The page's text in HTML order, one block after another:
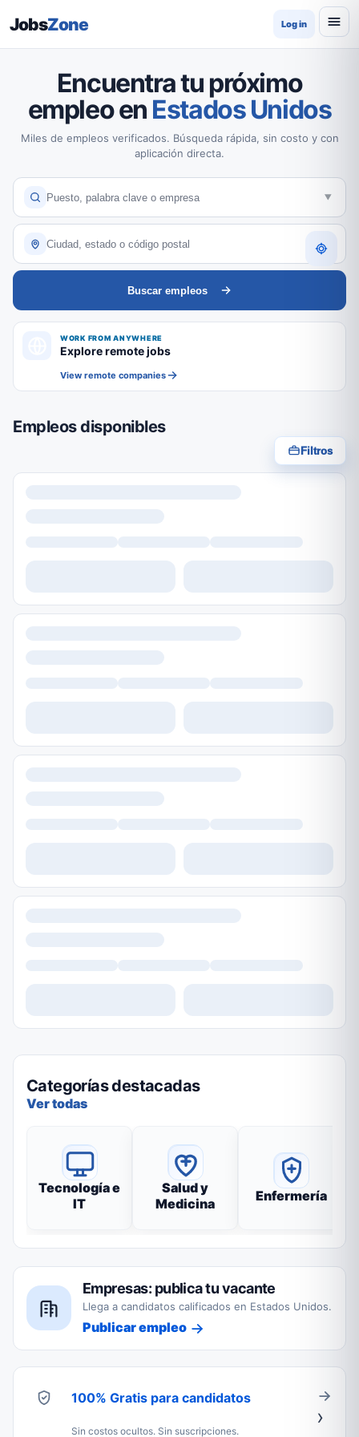
JobsZone Log in
Encuentra tu próximo
empleo en Estados Unidos
Miles de empleos verificados. Búsqueda rápida, sin costo y con
aplicación directa.
Buscar empleos
WORK FROM ANYWHERE
Explore remote jobs
View remote companies
Empleos disponibles
Filtros
Categorías destacadas
Ver todas
Tecnología e
IT
Salud y
Medicina
Enfermería
Empresas: publica tu vacante
Llega a candidatos calificados en Estados Unidos.
Publicar empleo
100% Gratis para candidatos
Sin costos ocultos. Sin suscripciones.